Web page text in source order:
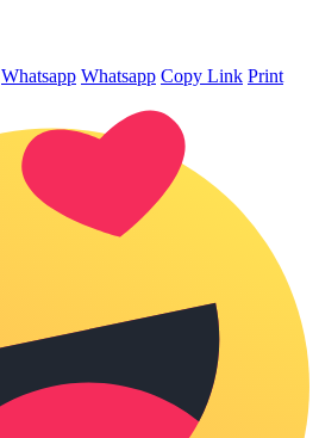
Whatsapp Whatsapp Copy Link Print